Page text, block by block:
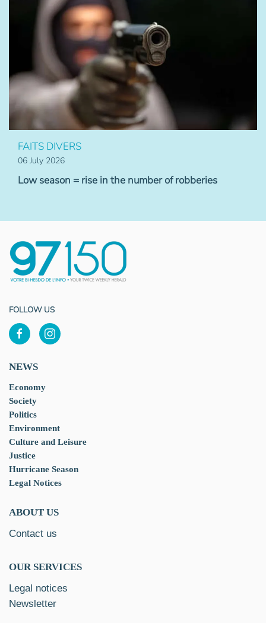
FAITS DIVERS
06 July 2026
Low season = rise in the number of robberies
FOLLOW US
NEWS
Economy
Society
Politics
Environment
Culture and Leisure
Justice
Hurricane Season
Legal Notices
ABOUT US
Contact us
OUR SERVICES
Legal notices
Newsletter